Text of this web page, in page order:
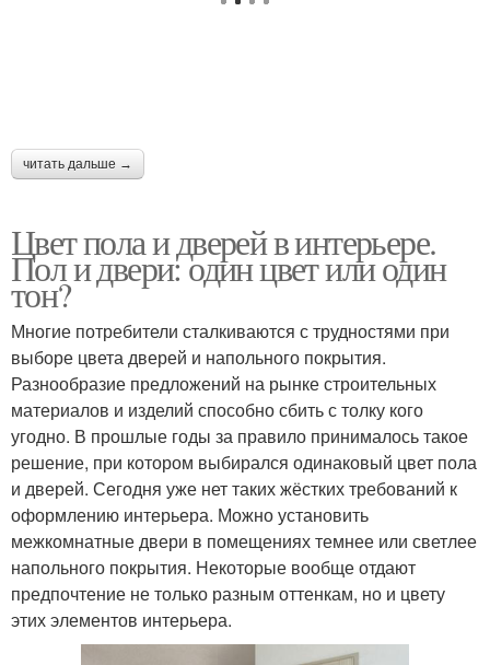
читать дальше →
Цвет пола и дверей в интерьере.
Пол и двери: один цвет или один
тон?
Многие потребители сталкиваются с трудностями при
выборе цвета дверей и напольного покрытия.
Разнообразие предложений на рынке строительных
материалов и изделий способно сбить с толку кого
угодно. В прошлые годы за правило принималось такое
решение, при котором выбирался одинаковый цвет пола
и дверей. Сегодня уже нет таких жёстких требований к
оформлению интерьера. Можно установить
межкомнатные двери в помещениях темнее или светлее
напольного покрытия. Некоторые вообще отдают
предпочтение не только разным оттенкам, но и цвету
этих элементов интерьера.